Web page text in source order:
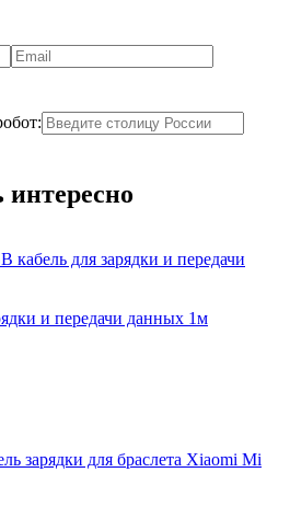
и передачи данных 1м